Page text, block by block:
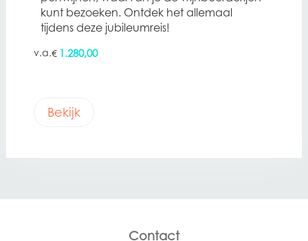
kunt bezoeken. Ontdek het allemaal
tijdens deze jubileumreis!
€ 1.280,00
Bekijk
Contact